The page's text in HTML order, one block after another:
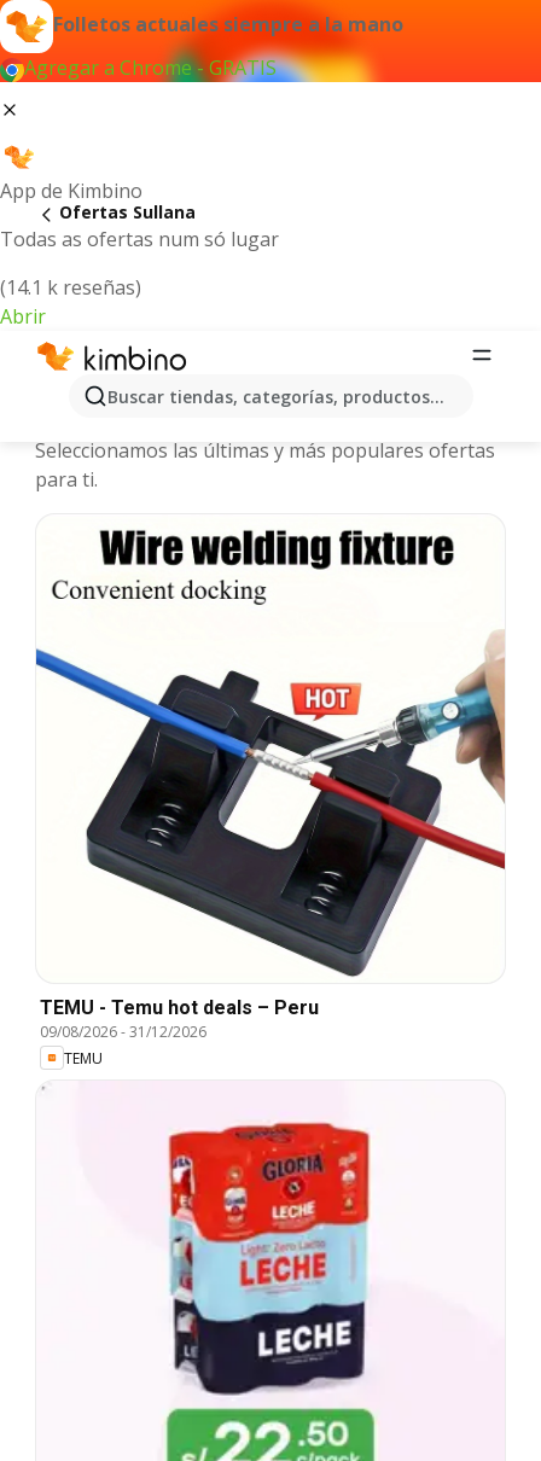
Folletos actuales siempre a la mano
Agregar a Chrome - GRATIS
App de Kimbino
Todas as ofertas num só lugar
(14.1 k reseñas)
Abrir
Buscar tiendas, categorías, productos...
Ofertas Sullana
Sullana | Catálogos y ofertas
Seleccionamos las últimas y más populares ofertas
para ti.
TEMU - Temu hot deals – Peru
09/08/2026-31/12/2026
TEMU